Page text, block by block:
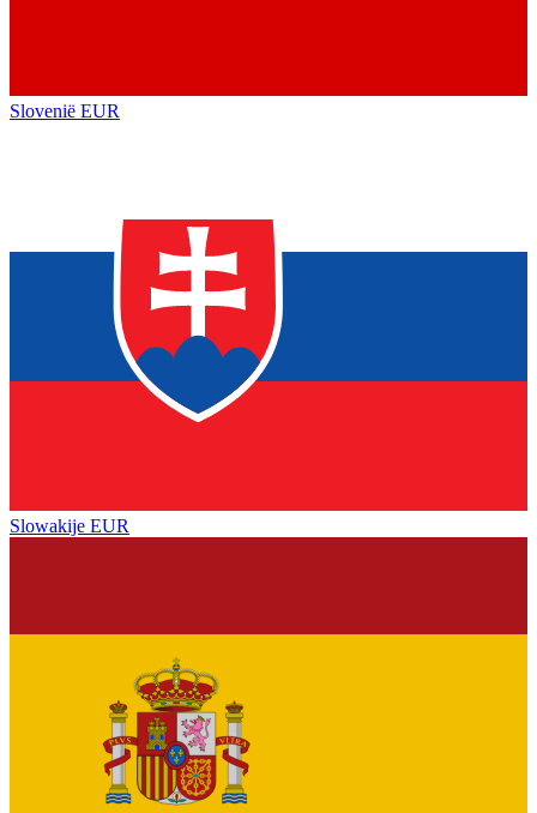
Slovenië EUR
Slowakije EUR